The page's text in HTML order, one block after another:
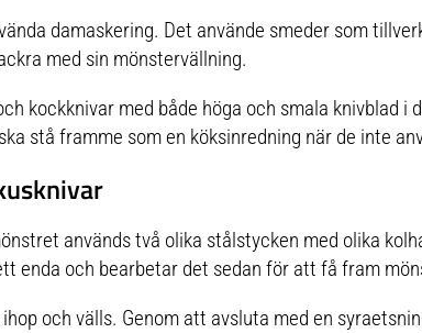
damaskering. Det använde smeder som
med sin mönstervällning.
kockknivar med både höga och smala knivblad i
stå framme som en köksinredning när de inte
används två olika stålstycken med olika
enda och bearbetar det sedan för att få fram
och välls. Genom att avsluta med en